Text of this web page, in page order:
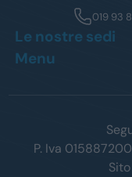
019 93
Le nostre sedi
Menu
P. Iva